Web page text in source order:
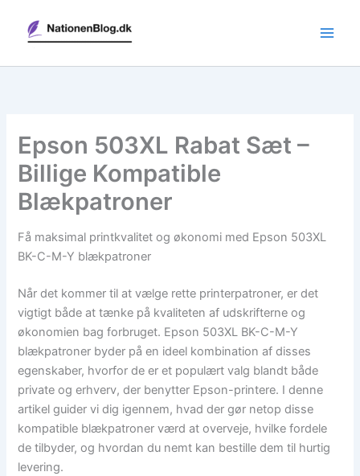
indholdet
Epson 503XL Rabat Sæt –
Billige Kompatible
Blækpatroner
Få maksimal printkvalitet og økonomi med Epson 503XL
BK-C-M-Y blækpatroner
Når det kommer til at vælge rette printerpatroner, er det
vigtigt både at tænke på kvaliteten af udskrifterne og
økonomien bag forbruget. Epson 503XL BK-C-M-Y
blækpatroner byder på en ideel kombination af disses
egenskaber, hvorfor de er et populært valg blandt både
private og erhverv, der benytter Epson-printere. I denne
artikel guider vi dig igennem, hvad der gør netop disse
kompatible blækpatroner værd at overveje, hvilke fordele
de tilbyder, og hvordan du nemt kan bestille dem til hurtig
levering.